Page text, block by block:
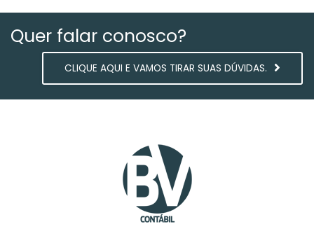
Quer falar conosco?
CLIQUE AQUI E VAMOS TIRAR SUAS DÚVIDAS.